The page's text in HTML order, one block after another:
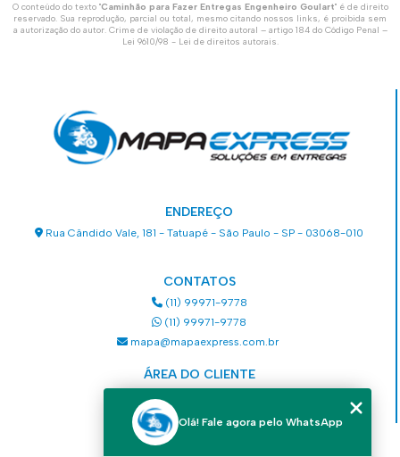
O conteúdo do texto "Caminhão para Fazer Entregas Engenheiro Goulart" é de direito
reservado. Sua reprodução, parcial ou total, mesmo citando nossos links, é proibida sem
a autorização do autor. Crime de violação de direito autoral – artigo 184 do Código Penal –
Lei 9610/98 - Lei de direitos autorais.
ENDEREÇO
Rua Cândido Vale, 181 - Tatuapé - São Paulo - SP - 03068-010
CONTATOS
(11) 99971-9778
(11) 99971-9778
mapa@mapaexpress.com.br
ÁREA DO CLIENTE
Olá! Fale agora pelo WhatsApp